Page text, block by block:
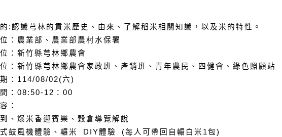
:認識芎林的貢米歷史、由來、了解稻米相關知識，以及米的特性。
：農業部、農業部農村水保署
位：新竹縣芎林鄉農會
：新竹縣芎林鄉農會家政班、產銷班、青年農民、四健會、綠色照顧站
：114/08/02(六)
：08:50-12：00
：
、爆米香迎賓樂、 穀倉導覽解說
鼓風機體驗 、 輾米 DIY體驗 (每人可帶回自輾白米1包)